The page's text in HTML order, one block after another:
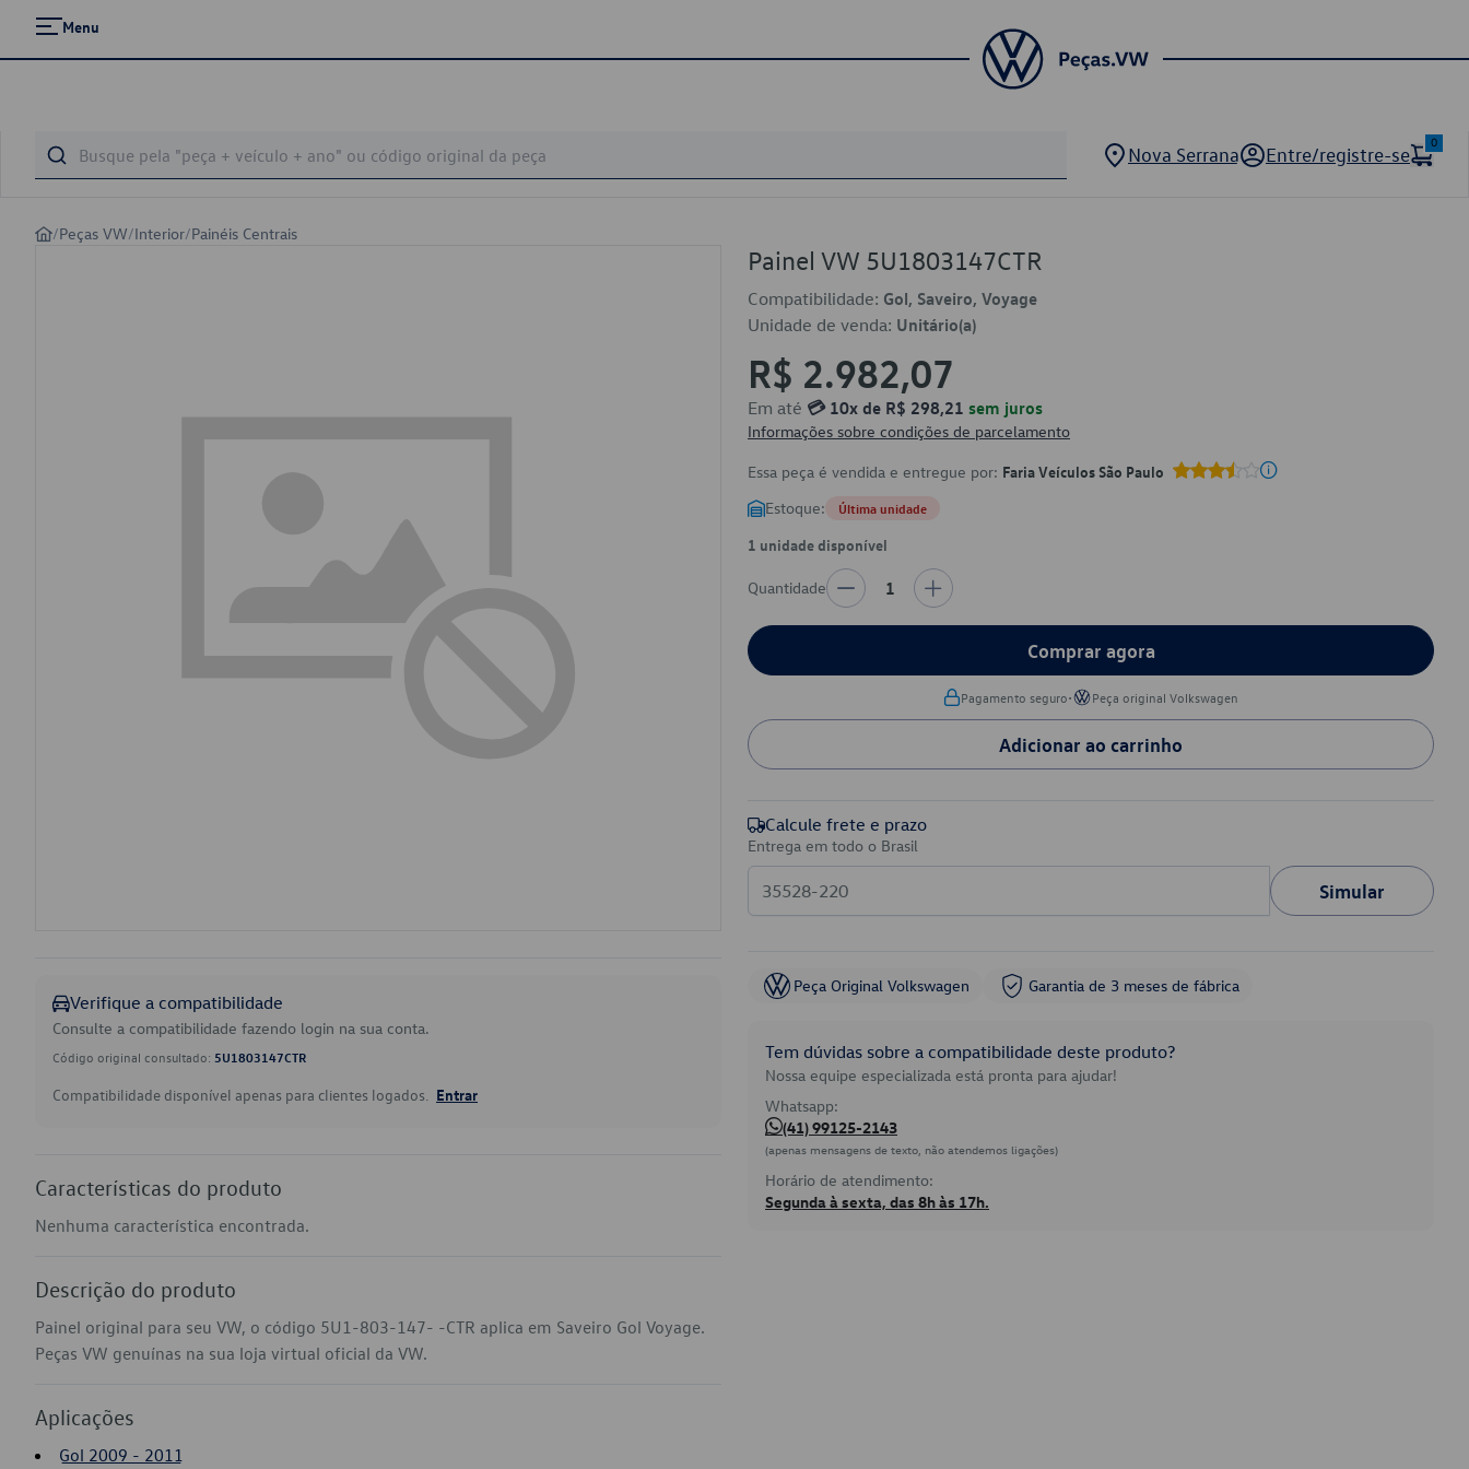
Menu
Nova Serrana Entre/registre-se
0
/Peças VW/Interior/Painéis Centrais
Verifique a compatibilidade
Consulte a compatibilidade fazendo login na sua conta.
Código original consultado: 5U1803147CTR
Compatibilidade disponível apenas para clientes logados. Entrar
Características do produto
Nenhuma característica encontrada.
Descrição do produto
Painel original para seu VW, o código 5U1-803-147- -CTR aplica em Saveiro Gol Voyage.
Peças VW genuínas na sua loja virtual oficial da VW.
Aplicações
Gol 2009 - 2011
Painel VW 5U1803147CTR
Compatibilidade: Gol, Saveiro, Voyage
Unidade de venda: Unitário(a)
R$ 2.982,07
Em até 💳 10x de R$ 298,21 sem juros
Informações sobre condições de parcelamento
Essa peça é vendida e entregue por: Faria Veículos São Paulo
Estoque: Última unidade
1 unidade disponível
Quantidade 1
Comprar agora
Pagamento seguro• Peça original Volkswagen
Adicionar ao carrinho
Calcule frete e prazo
Entrega em todo o Brasil
Simular
Peça Original Volkswagen Garantia de 3 meses de fábrica
Tem dúvidas sobre a compatibilidade deste produto?
Nossa equipe especializada está pronta para ajudar!
Whatsapp:
(41) 99125-2143
(apenas mensagens de texto, não atendemos ligações)
Horário de atendimento:
Segunda à sexta, das 8h às 17h.